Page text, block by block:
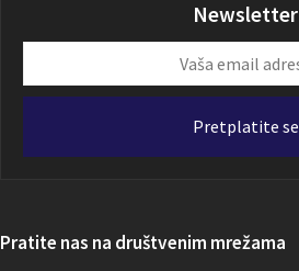
Newsletter
email
Pretplatite se
Pratite nas na društvenim mrežama